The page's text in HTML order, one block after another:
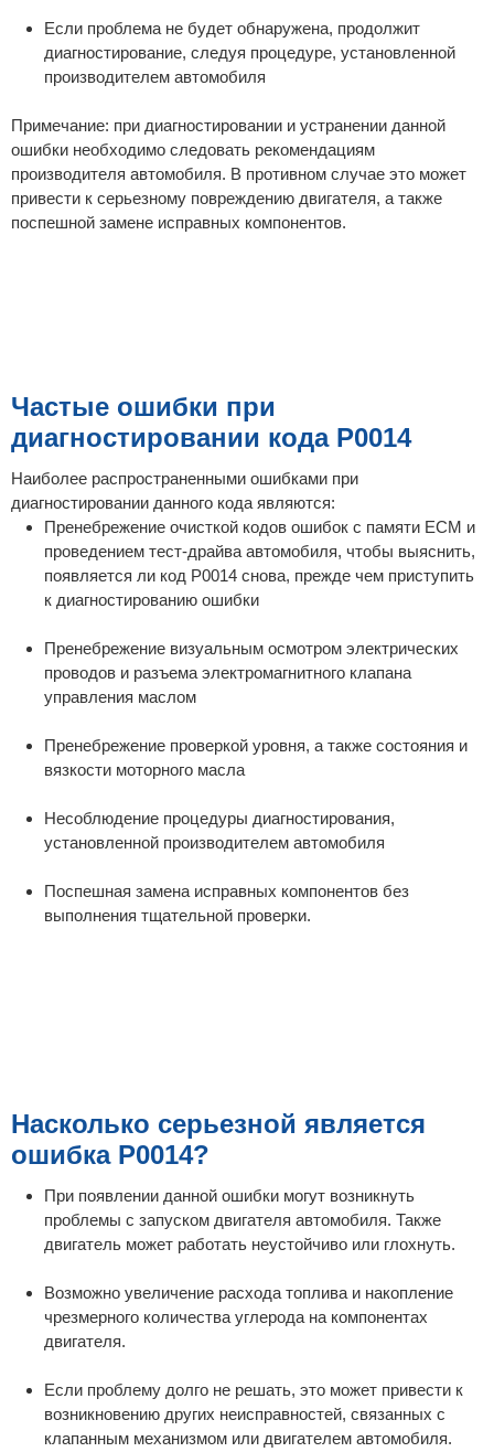
Если проблема не будет обнаружена, продолжит
диагностирование, следуя процедуре, установленной
производителем автомобиля
Примечание: при диагностировании и устранении данной
ошибки необходимо следовать рекомендациям
производителя автомобиля. В противном случае это может
привести к серьезному повреждению двигателя, а также
поспешной замене исправных компонентов.
Частые ошибки при
диагностировании кода P0014
Наиболее распространенными ошибками при
диагностировании данного кода являются:
Пренебрежение очисткой кодов ошибок с памяти ECM и
проведением тест-драйва автомобиля, чтобы выяснить,
появляется ли код P0014 снова, прежде чем приступить
к диагностированию ошибки
Пренебрежение визуальным осмотром электрических
проводов и разъема электромагнитного клапана
управления маслом
Пренебрежение проверкой уровня, а также состояния и
вязкости моторного масла
Несоблюдение процедуры диагностирования,
установленной производителем автомобиля
Поспешная замена исправных компонентов без
выполнения тщательной проверки.
Насколько серьезной является
ошибка P0014?
При появлении данной ошибки могут возникнуть
проблемы с запуском двигателя автомобиля. Также
двигатель может работать неустойчиво или глохнуть.
Возможно увеличение расхода топлива и накопление
чрезмерного количества углерода на компонентах
двигателя.
Если проблему долго не решать, это может привести к
возникновению других неисправностей, связанных с
клапанным механизмом или двигателем автомобиля.